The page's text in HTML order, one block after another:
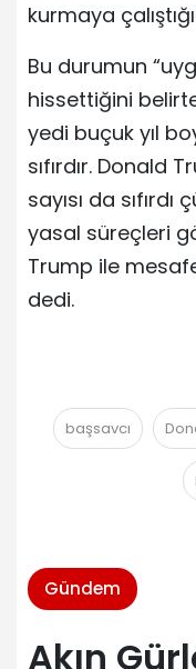
kurmaya
Bu durumun
hissettiğini
yedi buçuk yıl
sıfırdır. Donald
sayısı da sıfırdı
yasal süreçleri
Trump ile
dedi.
başsavcı
Gündem
Akın